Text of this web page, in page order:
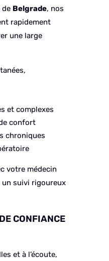
de Belgrade, nos
rapidement
une large
et complexes
confort
chroniques
votre médecin
suivi rigoureux
CONFIANCE
et à l’écoute,